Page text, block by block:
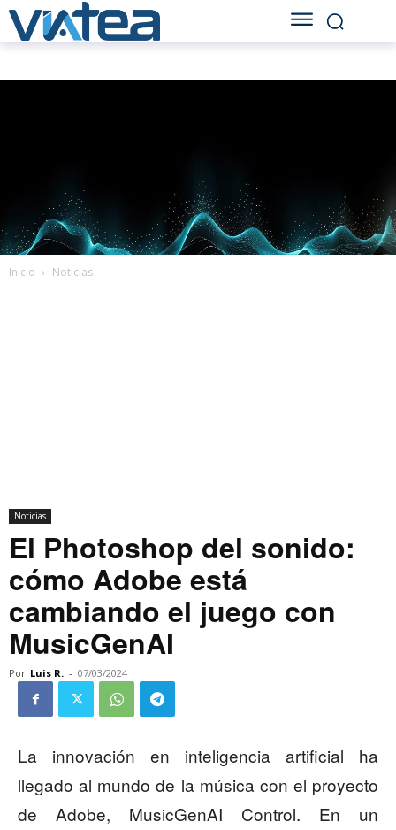
Inicio Noticias
Noticias
El Photoshop del sonido:
cómo Adobe está
cambiando el juego con
MusicGenAI
Por Luis R. - 07/03/2024
La innovación en inteligencia artificial ha
llegado al mundo de la música con el proyecto
de Adobe, MusicGenAI Control. En un